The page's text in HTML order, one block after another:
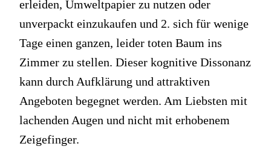
erleiden, Umweltpapier zu nutzen oder
unverpackt einzukaufen und 2. sich für wenige
Tage einen ganzen, leider toten Baum ins
Zimmer zu stellen. Dieser kognitive Dissonanz
kann durch Aufklärung und attraktiven
Angeboten begegnet werden. Am Liebsten mit
lachenden Augen und nicht mit erhobenem
Zeigefinger.